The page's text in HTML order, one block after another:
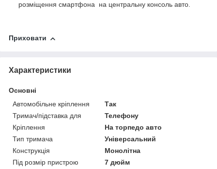
розміщення смартфона на центральну консоль авто.
Приховати
Характеристики
Основні
Автомобільне кріплення
Так
Тримач/підставка для
Телефону
Кріплення
На торпедо авто
Тип тримача
Універсальний
Конструкція
Монолітна
Під розмір пристрою
7 дюйм